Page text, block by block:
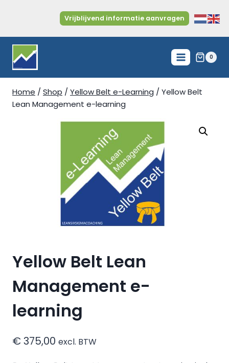
Vrijblijvend informatie aanvragen
0
Home / Shop / Yellow Belt e-Learning / Yellow Belt
Lean Management e-learning
Yellow Belt Lean
Management e-
learning
€375,00 excl. BTW